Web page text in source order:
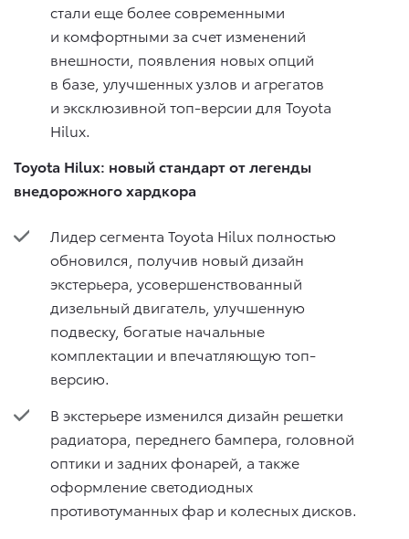
стали еще более современными
и комфортными за счет изменений
внешности, появления новых опций
в базе, улучшенных узлов и агрегатов
и эксклюзивной топ-версии для Toyota
Hilux.
Toyota Hilux: новый стандарт от легенды
внедорожного хардкора
Лидер сегмента Toyota Hilux полностью
обновился, получив новый дизайн
экстерьера, усовершенствованный
дизельный двигатель, улучшенную
подвеску, богатые начальные
комплектации и впечатляющую топ-
версию.
В экстерьере изменился дизайн решетки
радиатора, переднего бампера, головной
оптики и задних фонарей, а также
оформление светодиодных
противотуманных фар и колесных дисков.